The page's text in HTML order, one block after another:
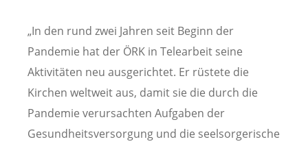
„In den rund zwei Jahren seit Beginn der
Pandemie hat der ÖRK in Telearbeit seine
Aktivitäten neu ausgerichtet. Er rüstete die
Kirchen weltweit aus, damit sie die durch die
Pandemie verursachten Aufgaben der
Gesundheitsversorgung und die seelsorgerische